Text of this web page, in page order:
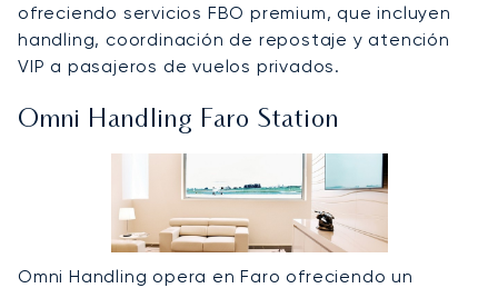
ofreciendo servicios FBO premium, que incluyen
handling, coordinación de repostaje y atención
VIP a pasajeros de vuelos privados.
Omni Handling Faro Station
Omni Handling opera en Faro ofreciendo un